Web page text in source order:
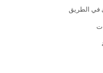
في الطريق